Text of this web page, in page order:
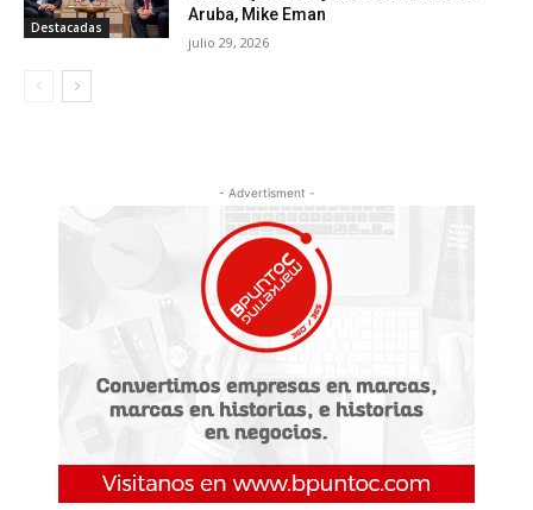
Destacadas
Aruba, Mike Eman
julio 29, 2026
- Advertisment -